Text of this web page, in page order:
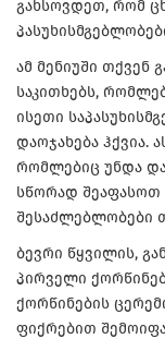
გახსოვდეთ, რომ
ამ მენიუში თქვენ
საკითხებს,
ისეთი
დაოჯახება ჰქვია.
რომლებიც უნდა
სწორად შეაფასოთ
შესაძლებლობები
ბევრი წყვილის,
პირველი
ქორწინების
ფიქრებით